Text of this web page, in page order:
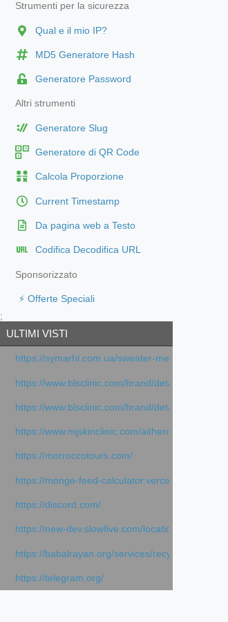
Strumenti per la sicurezza
Qual e il mio IP?
MD5 Generatore Hash
Generatore Password
Altri strumenti
Generatore Slug
Generatore di QR Code
Calcola Proporzione
Current Timestamp
Da pagina web a Testo
Codifica Decodifica URL
Sponsorizzato
⚡ Offerte Speciali
;
ULTIMI VISTI
https://symarhl.com.ua/sweater-merino-crew-
https://www.blsclinic.com/brand/detail.php
https://www.blsclinic.com/brand/
https://www.mjskinclinic.com/aithermage
https://morroccotours.com/
https://monge-feed-calculator.vercel.app/feed-
https://discord.com/
https://new-dev.slowfive.com/location/co-
https://babalrayan.org/services/recycling-
https://telegram.org/